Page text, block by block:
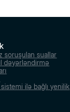
soruşulan suallar
dəyərləndirmə
ilə bağlı yenilik